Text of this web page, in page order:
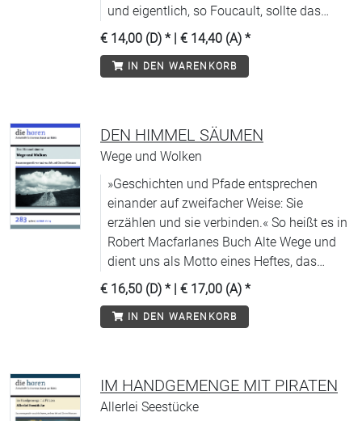
und eigentlich, so Foucault, sollte das
»Wahrsprechen« Grundlage der sozialen
Praxis überhaupt sein.
€ 14,00 (D) * | € 14,40 (A) *
IN DEN WARENKORB
DEN HIMMEL SÄUMEN
Wege und Wolken
»Geschichten und Pfade entsprechen
einander auf zweifacher Weise: Sie
erzählen und sie verbinden.« So heißt es in
Robert Macfarlanes Buch Alte Wege und
dient uns als Motto eines Heftes, das
einlädt, entlangzugehen: auf Seitenwegen,
auf Feld-, Flucht-, Grenz-, Ufer-, Dorf-,
Deich-, Geheim-, Berg-, auf Forst- und
€ 16,50 (D) * | € 17,00 (A) *
IN DEN WARENKORB
IM HANDGEMENGE MIT PIRATEN
Allerlei Seestücke